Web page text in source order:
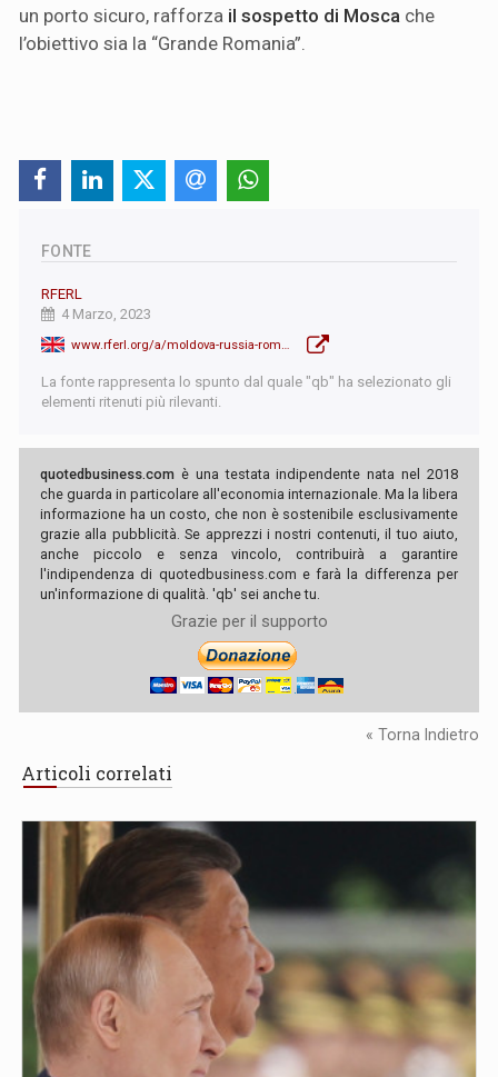
un porto sicuro, rafforza il sospetto di Mosca che
l’obiettivo sia la “Grande Romania”.
FONTE
RFERL
4 Marzo, 2023
www.rferl.org/a/moldova-russia-romanian-language-bill-parliament/32298099.html
La fonte rappresenta lo spunto dal quale "qb" ha selezionato gli
elementi ritenuti più rilevanti.
quotedbusiness.com è una testata indipendente nata nel 2018
che guarda in particolare all'economia internazionale. Ma la libera
informazione ha un costo, che non è sostenibile esclusivamente
grazie alla pubblicità. Se apprezzi i nostri contenuti, il tuo aiuto,
anche piccolo e senza vincolo, contribuirà a garantire
l'indipendenza di quotedbusiness.com e farà la differenza per
un'informazione di qualità. 'qb' sei anche tu.
Grazie per il supporto
« Torna Indietro
Articoli correlati